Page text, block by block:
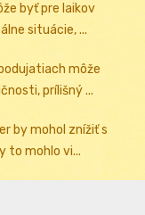
byť pre laikov
situácie, ...
môže
prílišný ...
by mohol znížiť s
to mohlo vi...